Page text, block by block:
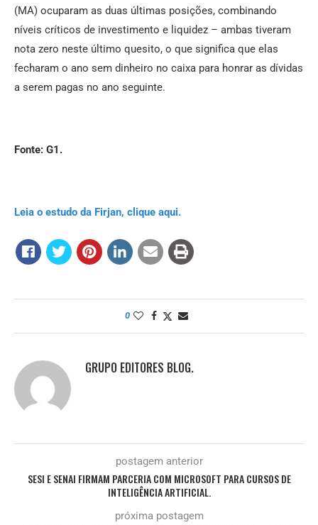
(MA) ocuparam as duas últimas posições, combinando
níveis críticos de investimento e liquidez – ambas tiveram
nota zero neste último quesito, o que significa que elas
fecharam o ano sem dinheiro no caixa para honrar as dívidas
a serem pagas no ano seguinte.
Fonte: G1.
Leia o estudo da Firjan, clique aqui.
0
GRUPO EDITORES BLOG.
postagem anterior
SESI E SENAI FIRMAM PARCERIA COM MICROSOFT PARA CURSOS DE
INTELIGÊNCIA ARTIFICIAL.
próxima postagem